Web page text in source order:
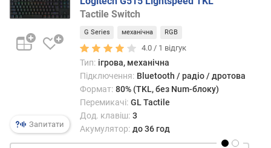
ю
п
о
п
й
Запитати
Tactile Switch
G Series механічна RGB
4.0 / 1 відгук
Тип: ігрова, механічна
Підключення: Bluetooth / радіо / дротова
Формат: 80% (TKL, без Num-блоку)
Перемикачі: GL Tactile
Дод. клавіш: 3
Акумулятор: до 36 год